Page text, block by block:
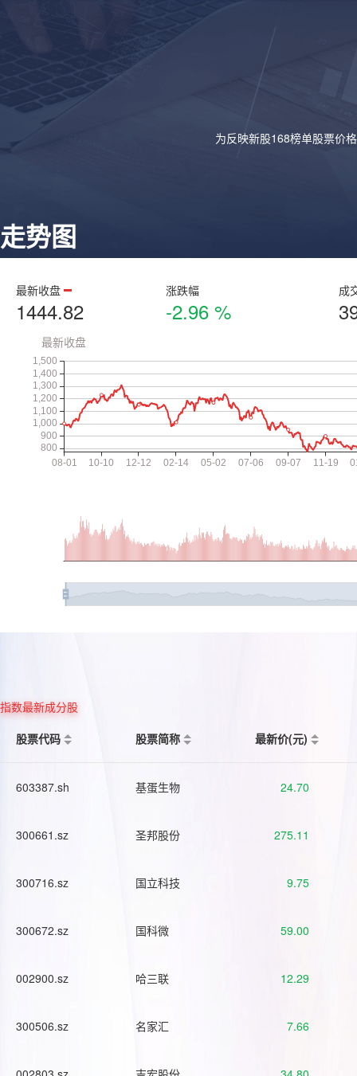
为反映新股168榜单股票价
走势图
最新收盘
1444.82
涨跌幅
-2.96 %
成
指数最新成分股
股票代码
股票简称 最新价(元)
603387.sh 基蛋生物 24.70
300661.sz 圣邦股份 275.11
300716.sz 国立科技 9.75
300672.sz 国科微 59.00
002900.sz 哈三联 12.29
300506.sz 名家汇 7.66